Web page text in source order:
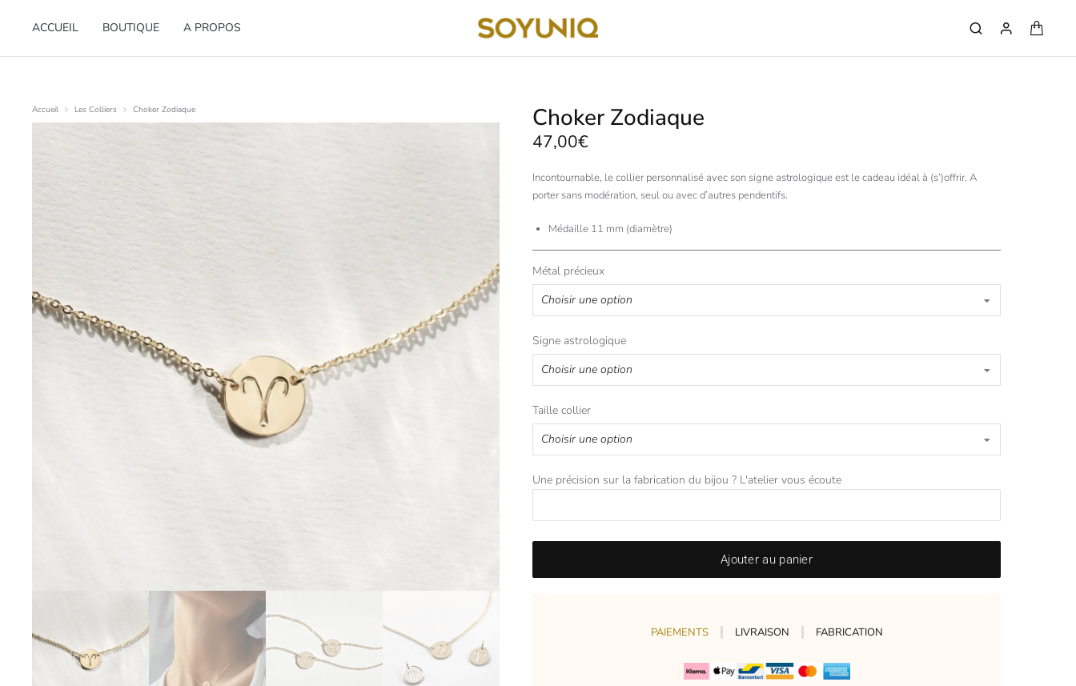
ACCUEIL BOUTIQUE A PROPOS
Vous êtes ici :
Accueil Les Colliers Choker Zodiaque Choker Zodiaque
47,00€
Incontournable, le collier personnalisé avec son signe astrologique est le cadeau idéal à (s’)offrir. A
porter sans modération, seul ou avec d’autres pendentifs.
Médaille 11 mm (diamètre)
Métal précieux
Signe astrologique
Taille collier
Une précision sur la fabrication du bijou ? L'atelier vous écoute
Ajouter au panier
PAIEMENTS LIVRAISON FABRICATION